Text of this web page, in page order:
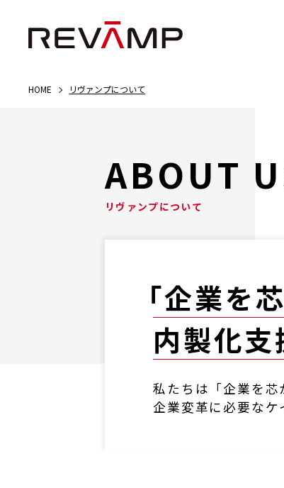
HOME リヴァンプについて
ABOUT
リヴァンプについて
「企業を
内製化
私たちは「企業を芯
企業変革に必要なケ